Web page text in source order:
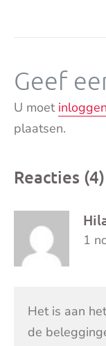
Geef
U moet inloggen
plaatsen.
Reacties (4)
1
Het is aan
de